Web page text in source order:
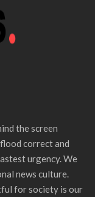
the screen
correct and
urgency. We
news culture.
for society is our